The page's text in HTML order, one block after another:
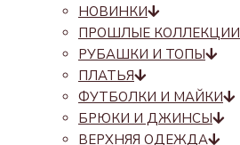
НОВИНКИ
ПРОШЛЫЕ КОЛЛЕКЦИИ
РУБАШКИ И ТОПЫ
ПЛАТЬЯ
ФУТБОЛКИ И МАЙКИ
БРЮКИ И ДЖИНСЫ
ВЕРХНЯЯ ОДЕЖДА